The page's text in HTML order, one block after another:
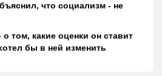
что социализм - не
том, какие оценки он ставит
бы в ней изменить